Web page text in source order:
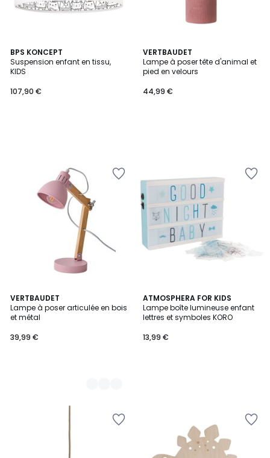
BPS KONCEPT
Suspension enfant en tissu,
KIDS
107,90 €
VERTBAUDET
Lampe à poser tête d'animal et
pied en velours
44,99 €
VERTBAUDET
Lampe à poser articulée en bois
et métal
39,99 €
2
Couleurs
ATMOSPHERA FOR KIDS
Lampe boîte lumineuse enfant
lettres et symboles KORO
13,99 €